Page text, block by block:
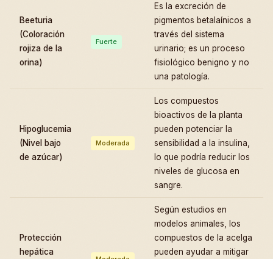
Beeturia
(Coloración
rojiza de la
orina)
Fuerte
Es la excreción de
pigmentos betalaínicos a
través del sistema
urinario; es un proceso
fisiológico benigno y no
una patología.
Hipoglucemia
(Nivel bajo
de azúcar)
Moderada
Los compuestos
bioactivos de la planta
pueden potenciar la
sensibilidad a la insulina,
lo que podría reducir los
niveles de glucosa en
sangre.
Protección
hepática
Según estudios en
modelos animales, los
compuestos de la acelga
pueden ayudar a mitigar